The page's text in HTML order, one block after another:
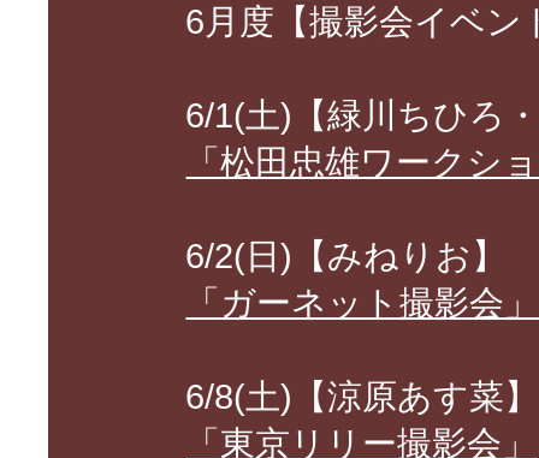
6月度【撮影会イベ
6/1(土)【緑川ちひろ
「松田忠雄ワークシ
6/2(日)【みねりお】
「ガーネット撮影会」
6/8(土)【涼原あす菜】
「東京リリー撮影会」